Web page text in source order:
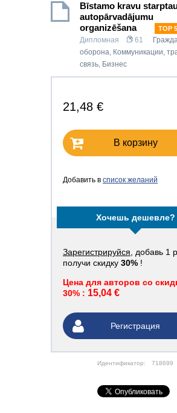
Bīstamo kravu
autopārvadājumu
organizēšana
TOP
Дипломная 61
оборона, Коммуникации,
связь, Бизнес
21,48 €
В корзину
Добавить в список желаний
Хочешь дешевле?
Зарегистрируйся , добавь 1
получи скидку 30% !
Цена для авторов со
30% : 15,04 €
Регистрация
Идентификатор: 718699